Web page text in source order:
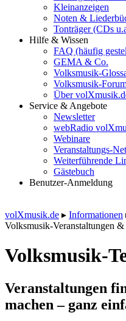
Kleinanzeigen
Noten &
Tonträger (CDs
Hilfe & Wissen
FAQ (häufig
GEMA & Co.
Volksmusik-
Volksmusik-
Über
Service & Angebote
Newsletter
webRadio
Webinare
Veranstaltungs-
Weiterführende
Gästebuch
Benutzer-Anmeldung
volXmusik.de ▸ Informationen
Volksmusik-Veranstaltungen
Volksmusik-
Veranstaltungen
machen – ganz